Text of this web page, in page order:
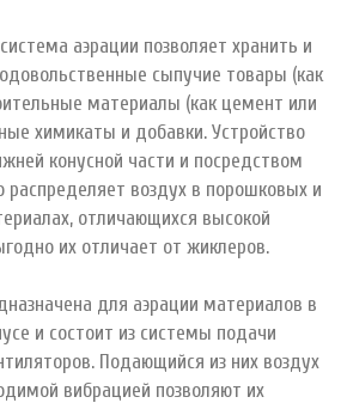
аэрации позволяет хранить и
сыпучие товары (как
материалы (как цемент или
химикаты и добавки. Устройство
конусной части и посредством
распределяет воздух в порошковых и
отличающихся высокой
их отличает от жиклеров.
для аэрации материалов в
и состоит из системы подачи
Подающийся из них воздух
вибрацией позволяют их